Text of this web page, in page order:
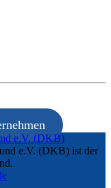
e.V. (DKB) ist der